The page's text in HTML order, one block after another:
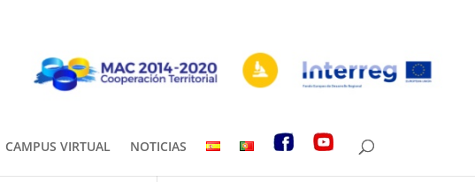
CAMPUS VIRTUAL NOTICIAS